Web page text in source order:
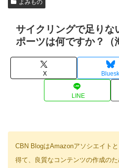
よみもの
サイクリングで足りな
ポーツは何ですか？（
X
LINE
CBN BlogはAmazonアソシエイト
得て、良質なコンテンツの作成の